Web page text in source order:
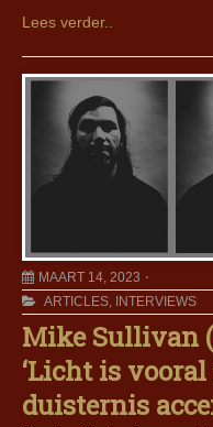
Lees verder..
MAART 14, 2023
ARTICLES, INTERVIEWS
Mike Sullivan
‘Licht is
duisternis